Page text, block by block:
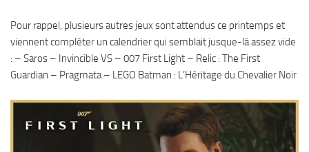
Pour rappel, plusieurs autres jeux sont attendus ce printemps et
viennent compléter un calendrier qui semblait jusque-là assez vide
: – Saros – Invincible VS – 007 First Light – Relic : The First
Guardian – Pragmata – LEGO Batman : L’Héritage du Chevalier Noir